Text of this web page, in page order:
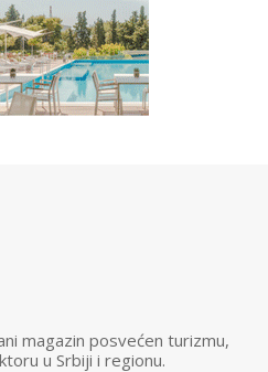
magazin posvećen turizmu,
u Srbiji i regionu.